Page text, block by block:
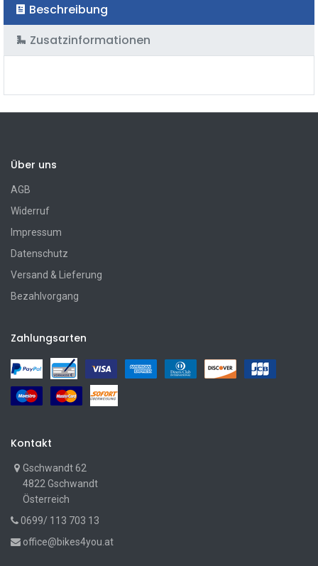
Beschreibung
Zusatzinformationen
Über uns
AGB
Widerruf
Impressum
Datenschutz
Versand & Lieferung
Bezahlvorgang
Zahlungsarten
Kontakt
Gschwandt 62
4822 Gschwandt
Österreich
0699/ 113 703 13
office@bikes4you.at